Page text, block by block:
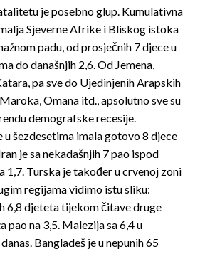
je posebno glup. Kumulativna
Sjeverne Afrike i Bliskog istoka
padu, od prosječnih 7 djece u
do današnjih 2,6. Od Jemena,
pa sve do Ujedinjenih Arapskih
Omana itd., apsolutno sve su
demografske recesije.
u šezdesetima imala gotovo 8 djece
je sa nekadašnjih 7 pao ispod
1,7. Turska je također u crvenoj zoni
regijama vidimo istu sliku:
6,8 djeteta tijekom čitave druge
pao na 3,5. Malezija sa 6,4 u
Bangladeš je u nepunih 65